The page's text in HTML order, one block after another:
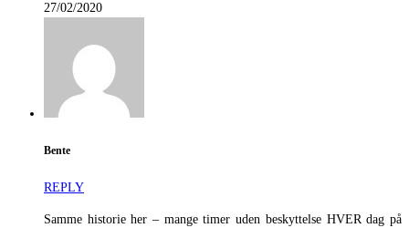
27/02/2020
Bente
REPLY
Samme historie her – mange timer uden beskyttelse HVER dag på